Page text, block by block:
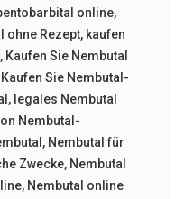
online,
ohne Rezept, kaufen
, Kaufen Sie Nembutal
Kaufen Sie Nembutal-
, legales Nembutal
Nembutal-
, Nembutal für
Zwecke, Nembutal
, Nembutal online